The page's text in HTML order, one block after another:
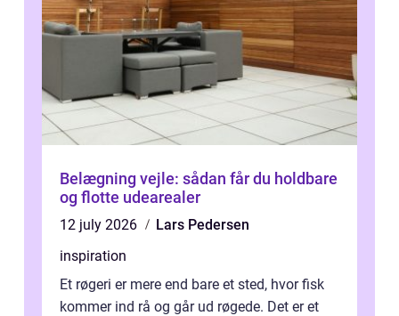
Belægning vejle: sådan får du holdbare
og flotte udearealer
12 july 2026
Lars Pedersen
inspiration
Et røgeri er mere end bare et sted, hvor fisk
kommer ind rå og går ud røgede. Det er et